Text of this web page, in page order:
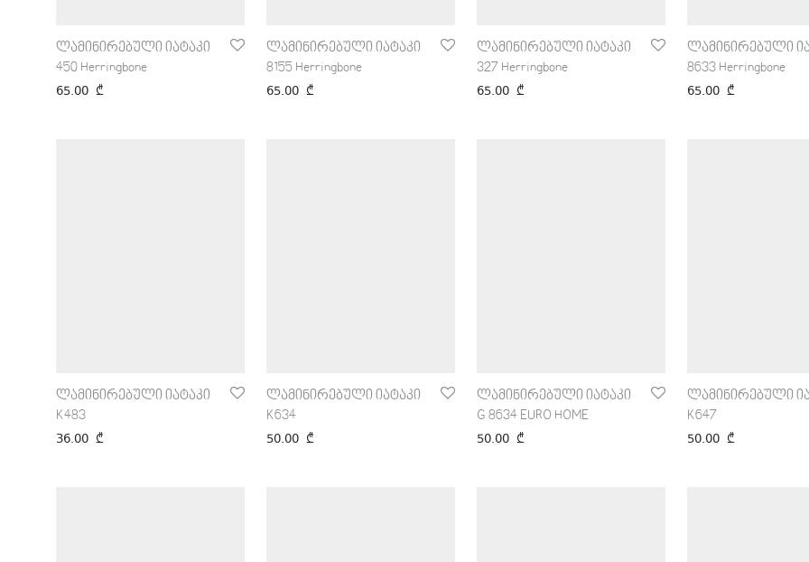
ლამინირებული იატაკი
450 Herringbone
65.00 ₾
ლამინირებული იატაკი
8155 Herringbone
65.00 ₾
ლამინირებული იატაკი
327 Herringbone
65.00 ₾
ლამინირებული
8633 Herringbone
65.00 ₾
ლამინირებული იატაკი
K483
36.00 ₾
ლამინირებული იატაკი
K634
50.00 ₾
ლამინირებული იატაკი
G 8634 EURO HOME
50.00 ₾
ლამინირებული
K647
50.00 ₾